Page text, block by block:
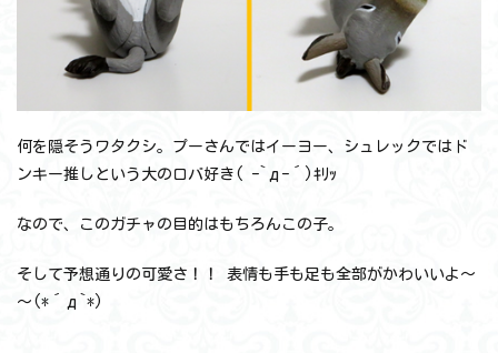
何を隠そうワタクシ。プーさんではイーヨー、シュレックではド
ンキー推しという大のロバ好き( ｰ`дｰ´)ｷﾘｯ
なので、このガチャの目的はもちろんこの子。
そして予想通りの可愛さ！！ 表情も手も足も全部がかわいいよ～
～(*´д`*)